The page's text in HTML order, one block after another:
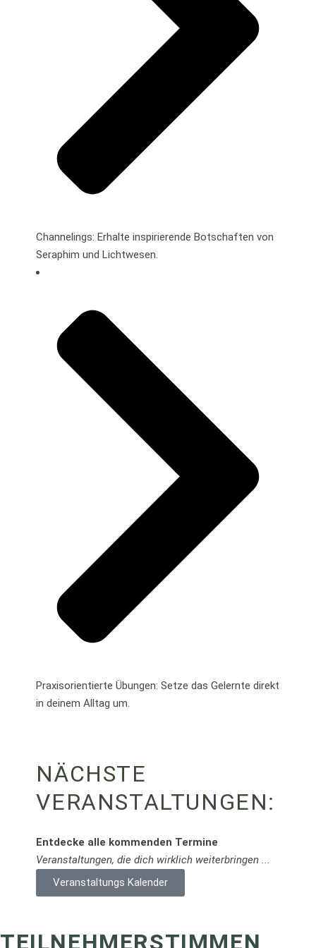
Channelings: Erhalte inspirierende Botschaften von
Seraphim und Lichtwesen.
Praxisorientierte Übungen: Setze das Gelernte direkt
in deinem Alltag um.
NÄCHSTE
VERANSTALTUNGEN:
Entdecke alle kommenden Termine
Veranstaltungen, die dich wirklich weiterbringen ...
Veranstaltungs Kalender
TEILNEHMERSTIMMEN